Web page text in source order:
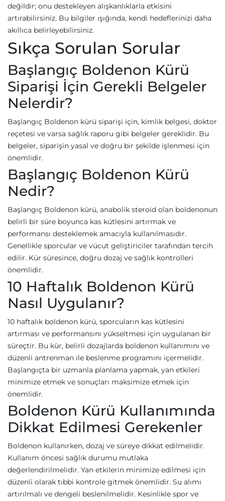
değildir; onu destekleyen alışkanlıklarla etkisini
artırabilirsiniz. Bu bilgiler ışığında, kendi hedeflerinizi daha
akıllıca belirleyebilirsiniz.
Sıkça Sorulan Sorular
Başlangıç Boldenon Kürü
Siparişi İçin Gerekli Belgeler
Nelerdir?
Başlangıç Boldenon kürü siparişi için, kimlik belgesi, doktor
reçetesi ve varsa sağlık raporu gibi belgeler gereklidir. Bu
belgeler, siparişin yasal ve doğru bir şekilde işlenmesi için
önemlidir.
Başlangıç Boldenon Kürü
Nedir?
Başlangıç Boldenon kürü, anabolik steroid olan boldenonun
belirli bir süre boyunca kas kütlesini artırmak ve
performansı desteklemek amacıyla kullanılmasıdır.
Genellikle sporcular ve vücut geliştiriciler tarafından tercih
edilir. Kür süresince, doğru dozaj ve sağlık kontrolleri
önemlidir.
10 Haftalık Boldenon Kürü
Nasıl Uygulanır?
10 haftalık boldenon kürü, sporcuların kas kütlesini
artırması ve performansını yükseltmesi için uygulanan bir
süreçtir. Bu kür, belirli dozajlarda boldenon kullanımını ve
düzenli antrenman ile beslenme programını içermelidir.
Başlangıçta bir uzmanla planlama yapmak, yan etkileri
minimize etmek ve sonuçları maksimize etmek için
önemlidir.
Boldenon Kürü Kullanımında
Dikkat Edilmesi Gerekenler
Boldenon kullanırken, dozaj ve süreye dikkat edilmelidir.
Kullanım öncesi sağlık durumu mutlaka
değerlendirilmelidir. Yan etkilerin minimize edilmesi için
düzenli olarak tıbbi kontrole gitmek önemlidir. Su alımı
artırılmalı ve dengeli beslenilmelidir. Kesinlikle spor ve